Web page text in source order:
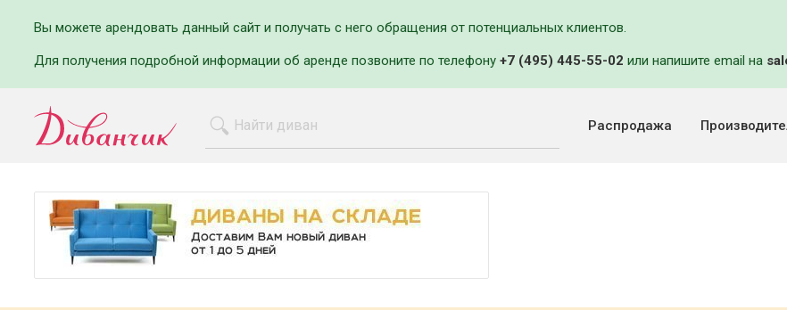
Вы можете арендовать данный сайт и получать с него обращения от потенциальных клиентов.
Для получения подробной информации об аренде позвоните по телефону +7 (495) 445-55-02 или напишите email на
Распродажа